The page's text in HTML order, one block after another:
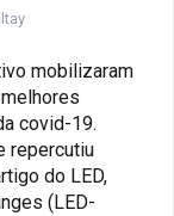
mobilizaram
covid-19.
repercutiu
do LED,
(LED-